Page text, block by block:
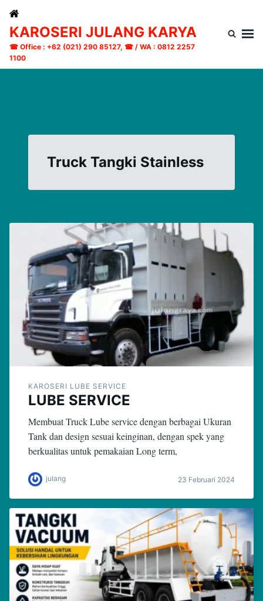
Skip
content
for:
KAROSERI JULANG KARYA
☎ Office : +62 (021) 290 85127, ☎ / WA : 0812 2257
1100
Truck Tangki Stainless
KAROSERI LUBE SERVICE
LUBE SERVICE
Membuat Truck Lube service dengan berbagai Ukuran
Tank dan design sesuai keinginan, dengan spek yang
berkualitas untuk pemakaian Long term,
julang 23 Februari 2024